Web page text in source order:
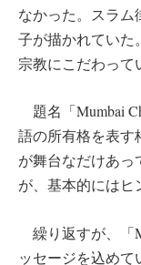
なかった。スラム
子が描かれていた
宗教にこだわって
題名「Mumbai
語の所有格を表す
が舞台なだけあっ
が、基本的にはヒ
繰り返すが、「
ッセージを込め